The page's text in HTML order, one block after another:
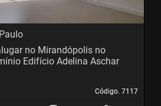
Código. 7117
Código. 7117
no Mirandópolis no
Edifício Adelina Aschar